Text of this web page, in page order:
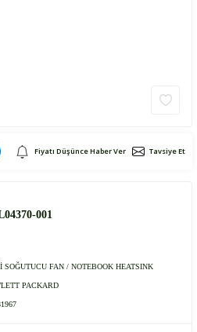
Fiyatı Düşünce Haber Ver Tavsiye Et
001
SOĞUTUCU FAN / NOTEBOOK HEATSINK
PACKARD